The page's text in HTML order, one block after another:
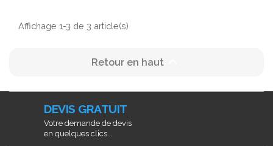
Affichage 1-3 de 3 article(s)
Retour en haut
DEVIS GRATUIT
Votre demande de devis
en quelques clics...